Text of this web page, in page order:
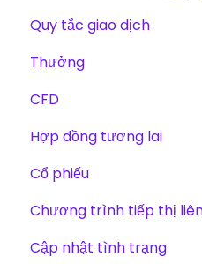
Quy tắc giao dịch
Các Quy Tắc Cơ Bản
Thưởng
Phí
Phương thức thưởng
CFD
Sản phẩm
Giao dịch
Thử thách
Nền tảng
Hợp đồng tương lai
Kế hoạch Mở rộng
thách thức
Giao dịch - Dữ liệu thị
Cổ phiếu
Thử thách
Chương trình tiếp thị
Khoản thanh toán
Cập nhật tình trạng